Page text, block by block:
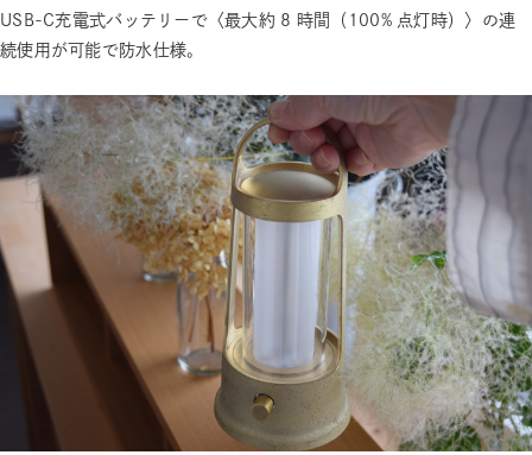
USB-C充電式バッテリーで〈最大約 8 時間（100% 点灯時）〉の連
続使用が可能で防水仕様。